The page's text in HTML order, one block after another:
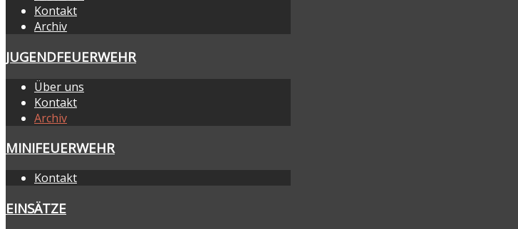
Kontakt
Archiv
JUGENDFEUERWEHR
Über uns
Kontakt
Archiv
MINIFEUERWEHR
Kontakt
EINSÄTZE